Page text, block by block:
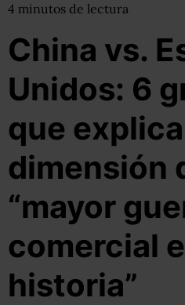
4 minutos de lectura
China vs.
Unidos: 6
que
dimensión
“mayor
comercial
historia”